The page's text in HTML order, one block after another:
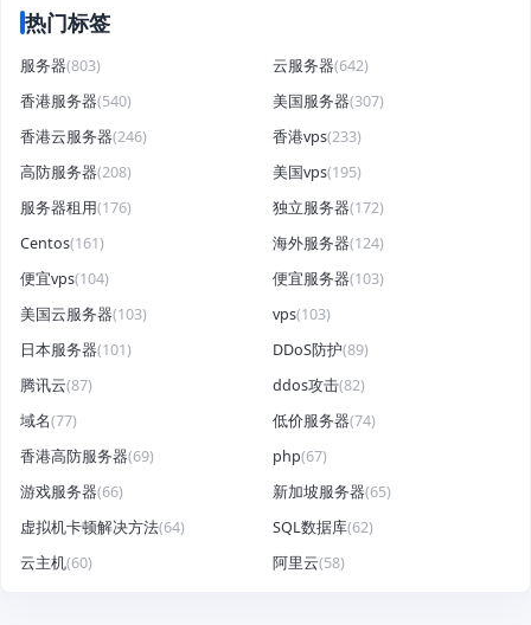
热门标签
服务器(803) 云服务器(642)
香港服务器(540) 美国服务器(307)
香港云服务器(246) 香港vps(233)
高防服务器(208) 美国vps(195)
服务器租用(176) 独立服务器(172)
Centos(161) 海外服务器(124)
便宜vps(104) 便宜服务器(103)
美国云服务器(103) vps(103)
日本服务器(101) DDoS防护(89)
腾讯云(87) ddos攻击(82)
域名(77) 低价服务器(74)
香港高防服务器(69) php(67)
游戏服务器(66) 新加坡服务器(65)
虚拟机卡顿解决方法(64) SQL数据库(62)
云主机(60) 阿里云(58)